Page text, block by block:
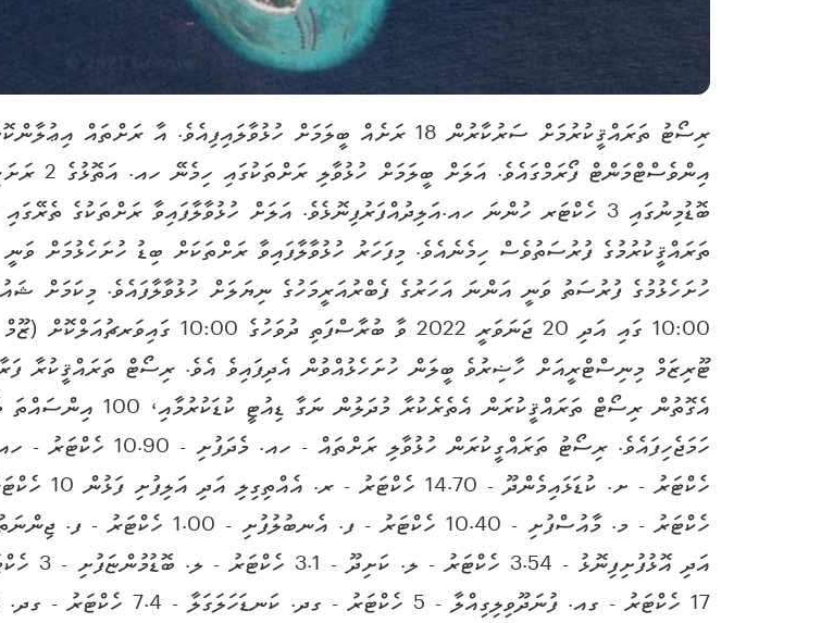
ބޮޑުމިނުގައި 3 ހެކްޓަރ ހުންނަ ހއ.އަލިދުއްފަރުފިނޮޅެވެ. އަލަށް ހުޅުވާލާފައިވާ
ތަރައްޤީކުރުމުގެ ފުރުސަތުވެސް ހިމެނެއެވެ. މިފަހަރު ހުޅުވާލާފައިވާ ރަށްތަކަށް ބިޑު ހުށަހެޅުމަށް
10:00 ގައި އަދި 20 ޖަނަވަރީ
ޓޫރިޒަމް މިނިސްޓްރީއަށް ހާޟިރުވެ ބީލަން ހުށަހެޅުއްވުން އެދިފައިވެ އެވެ. ރިސޯޓް ތަރައްޤީކުރާ
އެގޮތުން ރިސޯޓް
17 ހެކްޓަރު - ގއ.